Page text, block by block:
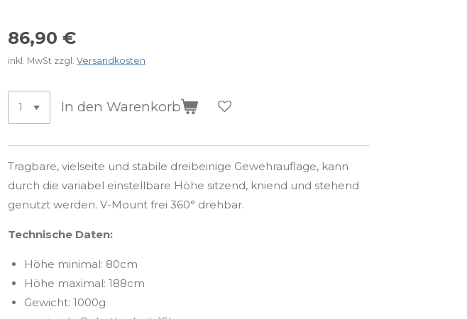
86,90 €
inkl. MwSt zzgl. Versandkosten
In den Warenkorb
Tragbare, vielseite und stabile dreibeinige Gewehrauflage, kann
durch die variabel einstellbare Höhe sitzend, kniend und stehend
genutzt werden. V-Mount frei 360° drehbar.
Technische Daten:
Höhe minimal: 80cm
Höhe maximal: 188cm
Gewicht: 1000g